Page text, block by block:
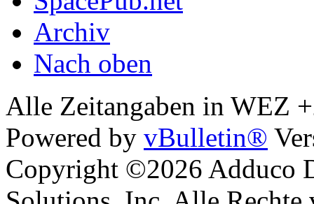
Archiv
Nach oben
Alle Zeitangaben in WEZ
Powered by vBulletin®
Copyright ©2026 Adduco